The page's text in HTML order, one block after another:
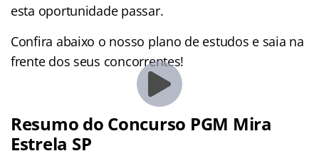
esta oportunidade passar.
Confira abaixo o nosso plano de estudos e saia na
frente dos seus concorrentes!
Resumo do Concurso PGM Mira
Estrela SP